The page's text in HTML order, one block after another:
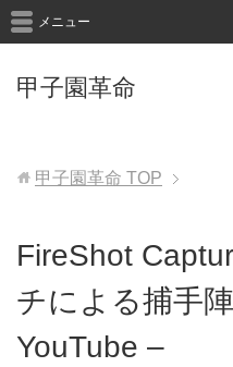
甲子園革命
メニュー
甲子園革命 TOP
FireShot
チによる捕手
YouTube –